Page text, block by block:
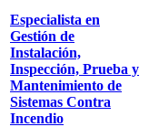
Especialista en
Gestión de
Instalación,
Inspección, Prueba y
Mantenimiento de
Sistemas Contra
Incendio